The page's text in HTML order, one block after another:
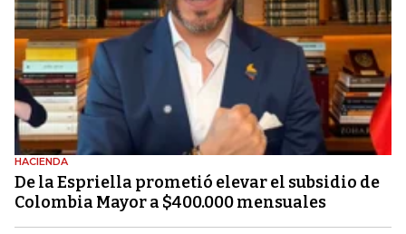
HACIENDA
De la Espriella prometió elevar el subsidio de
Colombia Mayor a $400.000 mensuales